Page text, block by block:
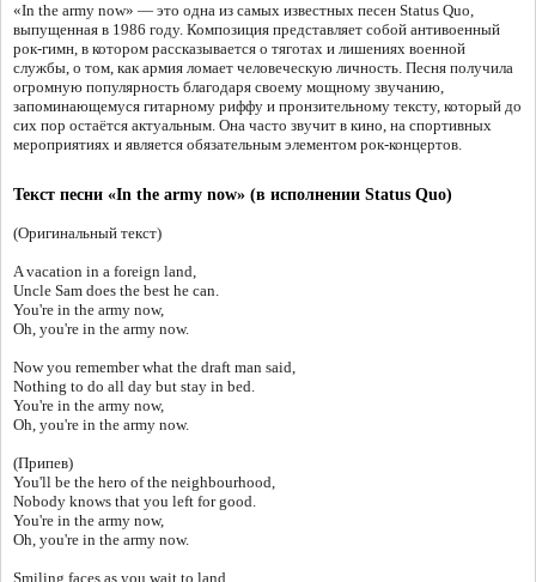
«In the army now» — это одна из самых известных песен Status Quo,
выпущенная в 1986 году. Композиция представляет собой антивоенный
рок-гимн, в котором рассказывается о тяготах и лишениях военной
службы, о том, как армия ломает человеческую личность. Песня получила
огромную популярность благодаря своему мощному звучанию,
запоминающемуся гитарному риффу и пронзительному тексту, который до
сих пор остаётся актуальным. Она часто звучит в кино, на спортивных
мероприятиях и является обязательным элементом рок-концертов.
Текст песни «In the army now» (в исполнении Status Quo)
(Оригинальный текст)
A vacation in a foreign land,
Uncle Sam does the best he can.
You're in the army now,
Oh, you're in the army now.
Now you remember what the draft man said,
Nothing to do all day but stay in bed.
You're in the army now,
Oh, you're in the army now.
(Припев)
You'll be the hero of the neighbourhood,
Nobody knows that you left for good.
You're in the army now,
Oh, you're in the army now.
Smiling faces as you wait to land,